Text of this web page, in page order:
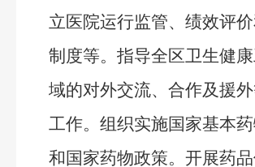
立医院运行监管、绩效评
制度等。指导全区卫生健
域的对外交流、合作及援
工作。组织实施国家基本
和国家药物政策。开展药